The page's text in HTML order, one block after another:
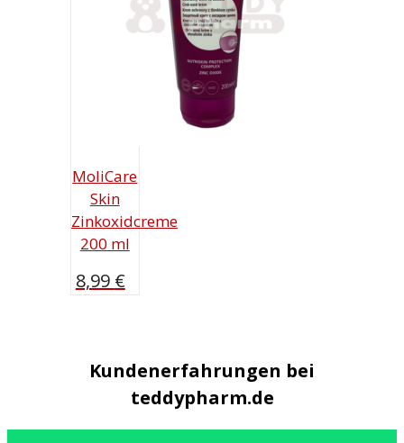
MoliCare
Skin
Zinkoxidcreme
200 ml
8,99 €
Kundenerfahrungen bei
teddypharm.de